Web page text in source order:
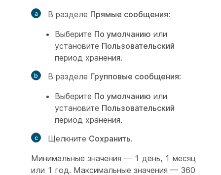
В разделе Прямые сообщения:
Выберите По умолчанию или
установите Пользовательский
период хранения.
В разделе Групповые сообщения:
Выберите По умолчанию или
установите Пользовательский
период хранения.
Щелкните Сохранить.
Минимальные значения — 1 день, 1 месяц
или 1 год. Максимальные значения — 360